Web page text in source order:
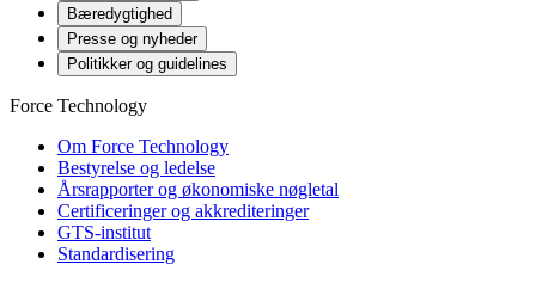
Bæredygtighed
Presse og nyheder
Politikker og guidelines
Force Technology
Om Force Technology
Bestyrelse og ledelse
Årsrapporter og økonomiske nøgletal
Certificeringer og akkrediteringer
GTS-institut
Standardisering